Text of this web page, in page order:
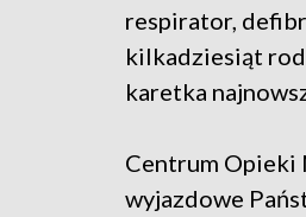
respirator,
kilkadziesiąt
karetka
Centrum Opieki
wyjazdowe